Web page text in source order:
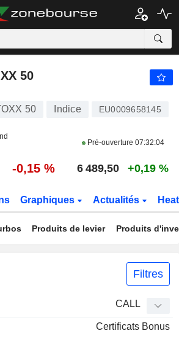
50
50 Indice EU0009658145
Pré-ouverture 07:32:04
-0,15 % 6 489,50 +0,19 %
Graphiques Actualités
Produits de levier Produits
Filtres
Elasticité Levier Parité
CALL
Certificats Bonus